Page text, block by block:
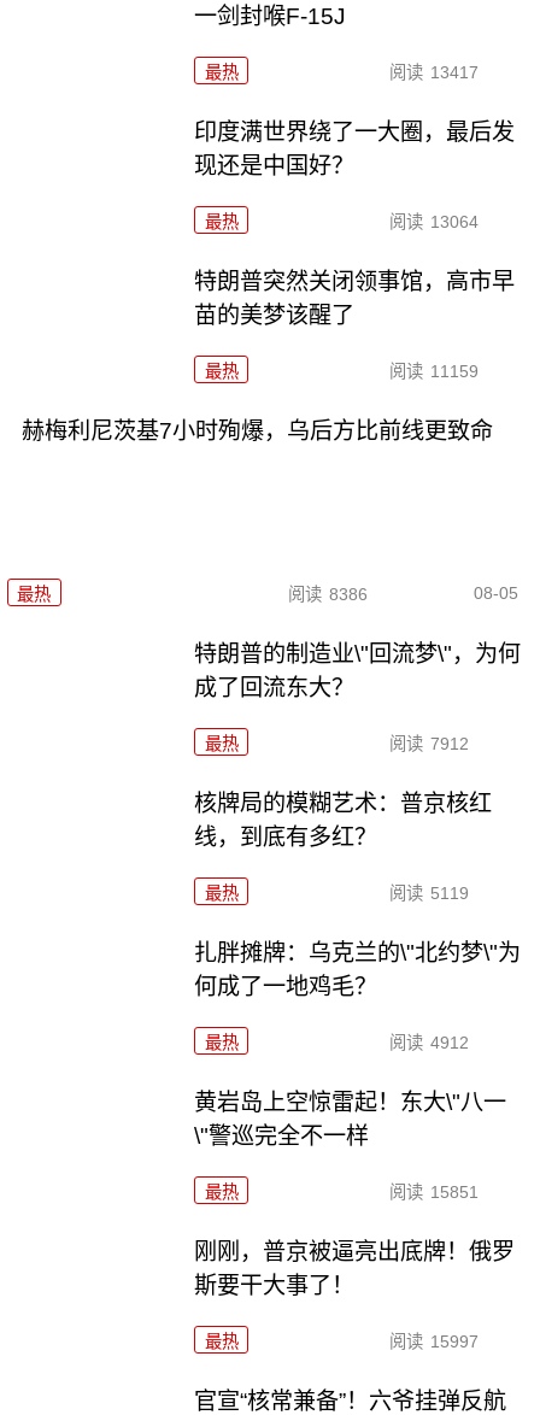
一剑封喉F-15J
最热 阅读 13417
印度满世界绕了一大圈，最后发
现还是中国好？
最热 阅读 13064
特朗普突然关闭领事馆，高市早
苗的美梦该醒了
最热 阅读 11159
赫梅利尼茨基7小时殉爆，乌后方比前线更致命
最热 阅读 8386 08-05
特朗普的制造业\"回流梦\"，为何
成了回流东大？
最热 阅读 7912
核牌局的模糊艺术：普京核红
线，到底有多红？
最热 阅读 5119
扎胖摊牌：乌克兰的\"北约梦\"为
何成了一地鸡毛？
最热 阅读 4912
黄岩岛上空惊雷起！东大\"八一
\"警巡完全不一样
最热 阅读 15851
刚刚，普京被逼亮出底牌！俄罗
斯要干大事了！
最热 阅读 15997
官宣“核常兼备”！六爷挂弹反航